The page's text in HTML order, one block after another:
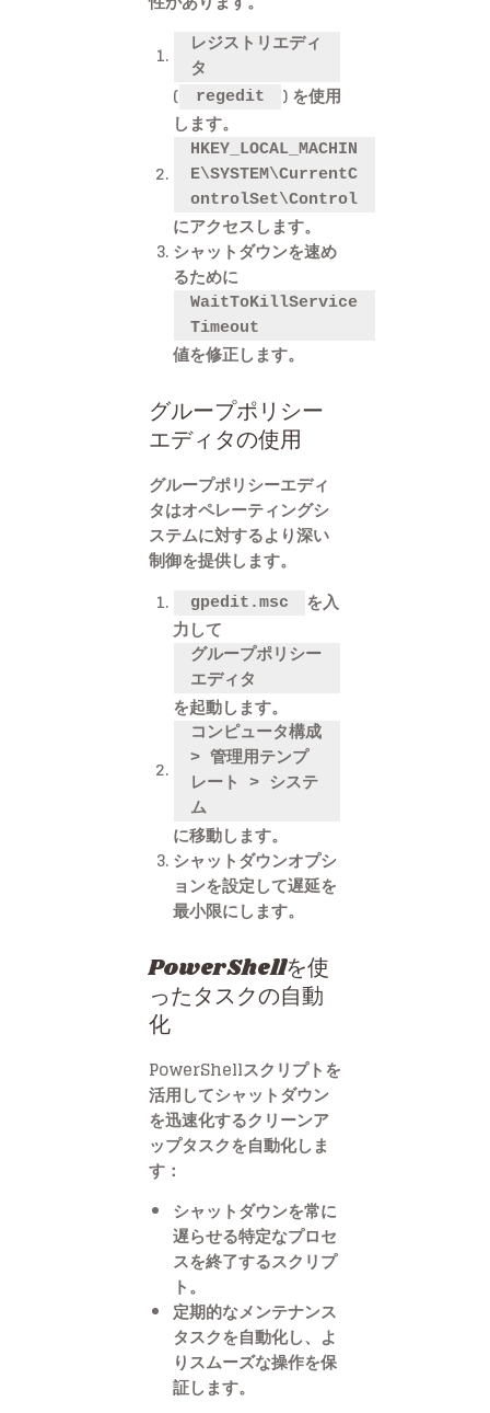
レジストリエディ
タ
( regedit
) を使用
します。
HKEY_LOCAL_MACHIN
E\SYSTEM\CurrentC
ontrolSet\Control
にアクセスします。
シャットダウンを速め
るために
WaitToKillService
Timeout
値を修正します。
グループポリシー
エディタの使用
グループポリシーエディ
タはオペレーティングシ
ステムに対するより深い
制御を提供します。
gpedit.msc
を入
力して
グループポリシー
エディタ
を起動します。
コンピュータ構成
> 管理用テンプ
レート > システ
ム
に移動します。
シャットダウンオプシ
ョンを設定して遅延を
最小限にします。
PowerShellを使
ったタスクの自動
化
PowerShellスクリプトを
活用してシャットダウン
を迅速化するクリーンア
ップタスクを自動化しま
す：
シャットダウンを常に
遅らせる特定なプロセ
スを終了するスクリプ
ト。
定期的なメンテナンス
タスクを自動化し、よ
りスムーズな操作を保
証します。